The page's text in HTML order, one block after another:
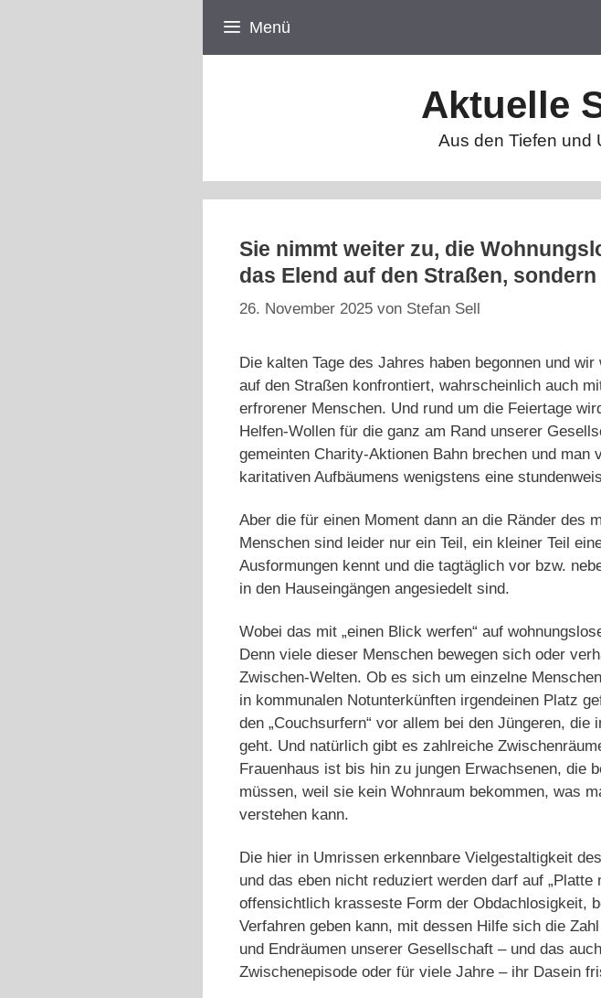
Menü
Aktuelle
Aus den Tiefen und
Sie nimmt weiter zu, die
das Elend auf den Straßen,
26. November 2025 von Stefan Sell
Die kalten Tage des Jahres haben begonnen und
auf den Straßen konfrontiert, wahrscheinlich auch
erfrorener Menschen. Und rund um die Feiertage
Helfen-Wollen für die ganz am Rand unserer
gemeinten Charity-Aktionen Bahn brechen und
karitativen Aufbäumens wenigstens eine
Aber die für einen Moment dann an die Ränder des
Menschen sind leider nur ein Teil, ein kleiner Teil
Ausformungen kennt und die tagtäglich vor bzw.
in den Hauseingängen angesiedelt sind.
Wobei das mit „einen Blick werfen“ auf
Denn viele dieser Menschen bewegen sich oder
Zwischen-Welten. Ob es sich um einzelne
in kommunalen Notunterkünften irgendeinen Platz
den „Couchsurfern“ vor allem bei den Jüngeren,
geht. Und natürlich gibt es zahlreiche
Frauenhaus ist bis hin zu jungen Erwachsenen, die
müssen, weil sie kein Wohnraum bekommen, was
verstehen kann.
Die hier in Umrissen erkennbare Vielgestaltigkeit
und das eben nicht reduziert werden darf auf
offensichtlich krasseste Form der Obdachlosigkeit,
Verfahren geben kann, mit dessen Hilfe sich die
und Endräumen unserer Gesellschaft – und das
Zwischenepisode oder für viele Jahre – ihr Dasein